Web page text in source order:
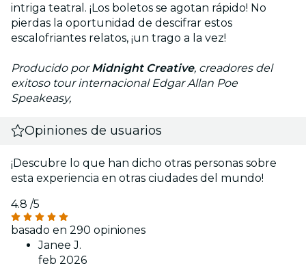
intriga teatral. ¡Los boletos se agotan rápido! No
pierdas la oportunidad de descifrar estos
escalofriantes relatos, ¡un trago a la vez!
Producido porMidnight Creative, creadores del
exitoso tour internacional Edgar Allan Poe
Speakeasy,
Opiniones de usuarios
¡Descubre lo que han dicho otras personas sobre
esta experiencia en otras ciudades del mundo!
4.8 /5
basado en 290 opiniones
Janee J.
feb 2026